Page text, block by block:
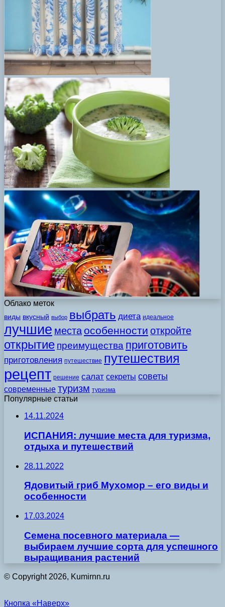
Облако меток
виды вкусный выбор выбрать диета идеальное
лучшие места особенности откройте
открытие преимущества приготовить
приготовления путешествие путешествия
рецепт решение салат секреты советы
современные туризм туризма
Популярные статьи
14.11.2024
ИСПАНИЯ: лучшие места для туризма,
отдыха и путешествий
28.11.2022
Ядовитый гриб Мухомор – его виды и
особенности
17.03.2024
Семена посевного материала —
выбираем лучшие сорта для успешного
выращивания растений
© Copyright 2026, Kumirnn.ru
Кнопка «Наверх»